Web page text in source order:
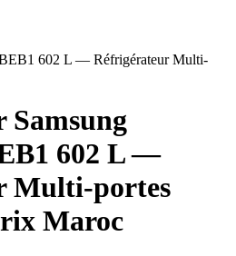
602 L — Réfrigérateur Multi-
602 L —
Multi-portes
Maroc